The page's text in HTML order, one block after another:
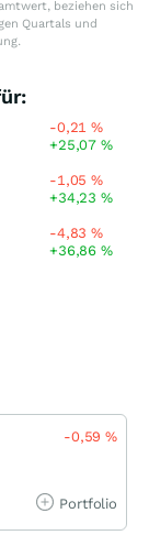
beziehen sich
Quartals und
-0,21%
+25,07%
-1,05%
+34,23%
-4,83%
+36,86%
-0,59%
Portfolio